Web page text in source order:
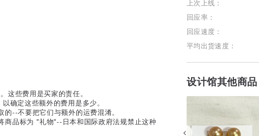
上次上线：
回应率：
回应速度：
平均出货速度：
设计馆其他商品
这些费用是买家的责任。
确定这些额外的费用是多少。
--不要把它们与额外的运费混淆。
商品标为 "礼物"--日本和国际政府法规禁止这种